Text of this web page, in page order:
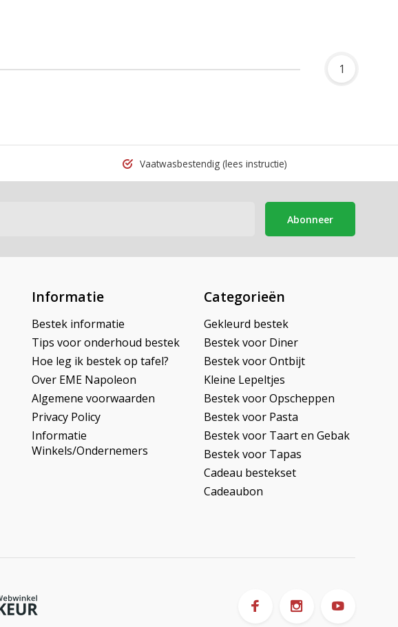
1
Vaatwasbestendig(lees instructie)
Abonneer
Informatie
Bestek informatie
Tips voor onderhoud bestek
Hoe leg ik bestek op tafel?
Over EME Napoleon
Algemene voorwaarden
Privacy Policy
Informatie
Winkels/Ondernemers
Categorieën
Gekleurd bestek
Bestek voor Diner
Bestek voor Ontbijt
Kleine Lepeltjes
Bestek voor Opscheppen
Bestek voor Pasta
Bestek voor Taart en Gebak
Bestek voor Tapas
Cadeau bestekset
Cadeaubon